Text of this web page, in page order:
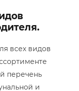
всех видов
перечень
и